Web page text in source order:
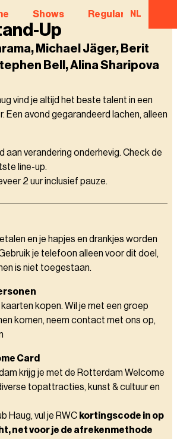
Shows Regular NL
Up
Michael Jäger, Berit
Bell, Alina Sharipova
vind je altijd het beste talent in een
Een avond gegarandeerd lachen, alleen
aan verandering onderhevig. Check de
line-up.
2 uur inclusief pauze.
en je hapjes en drankjes worden
je telefoon alleen voor dit doel,
is niet toegestaan.
kopen. Wil je met een groep
komen, neem contact met ons op,
Card
krijg je met de Rotterdam Welcome
topattracties, kunst & cultuur en
Haug, vul je RWC kortingscode in op
net voor je de afrekenmethode